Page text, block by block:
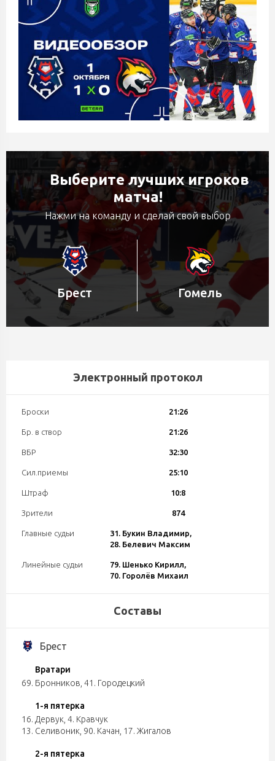
Выберите лучших игроков
матча!
Нажми на команду и сделай свой выбор
Брест Гомель
Электронный протокол
Броски 21:26
Бр. в створ 21:26
ВБР 32:30
Сил.приемы 25:10
Штраф 10:8
Зрители 874
Главные судьи
31. Букин Владимир,
28. Белевич Максим
Линейные судьи
79. Шенько Кирилл,
70. Горолёв Михаил
Составы
Брест
Вратари
69. Бронников 41. Городецкий
1-я пятерка
16. Дервук 4. Кравчук
13. Селивоник 90. Качан 17. Жигалов
2-я пятерка